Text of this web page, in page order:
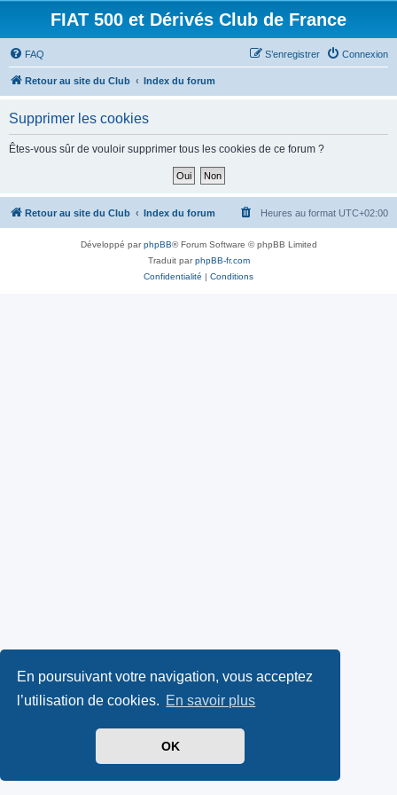
En poursuivant votre navigation, vous acceptez
l’utilisation de cookies. En savoir plus
OK
FIAT 500 et Dérivés Club de France
FAQ Connexion
S’enregistrer
Retour au site du Club Index du forum
Supprimer les cookies
Êtes-vous sûr de vouloir supprimer tous les cookies de ce forum ?
Retour au site du Club Index du forum Heures au format UTC+02:00
Développé parphpBB® Forum Software © phpBB Limited
Traduit parphpBB-fr.com
Confidentialité | Conditions